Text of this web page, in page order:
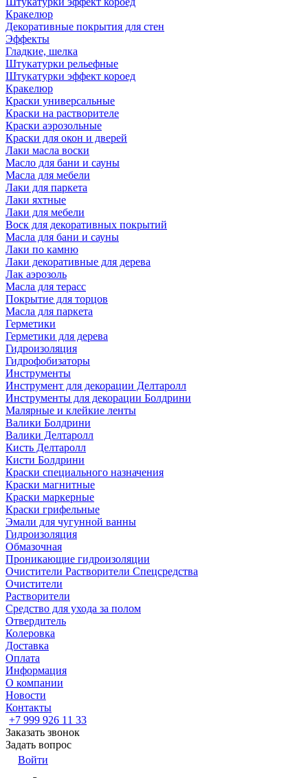
Кракелюр
Декоративные покрытия для стен
Эффекты
Гладкие, шелка
Штукатурки рельефные
Штукатурки эффект короед
Кракелюр
Краски универсальные
Краски на растворителе
Краски аэрозольные
Краски для окон и дверей
Лаки масла воски
Масло для бани и сауны
Масла для мебели
Лаки для паркета
Лаки яхтные
Лаки для мебели
Воск для декоративных покрытий
Масла для бани и сауны
Лаки по камню
Лаки декоративные для дерева
Лак аэрозоль
Масла для терасс
Покрытие для торцов
Масла для паркета
Герметики
Герметики для дерева
Гидроизоляция
Гидрофобизаторы
Инструменты
Инструмент для декорации Делтаролл
Инструменты для декорации Болдрини
Малярные и клейкие ленты
Валики Болдрини
Валики Делтаролл
Кисть Делтаролл
Кисти Болдрини
Краски специального назначения
Краски магнитные
Краски маркерные
Краски грифельные
Эмали для чугунной ванны
Гидроизоляция
Обмазочная
Проникающие гидроизоляции
Очистители Растворители Спецсредства
Очистители
Растворители
Средство для ухода за полом
Отвердитель
Колеровка
Доставка
Оплата
Информация
О компании
Новости
Контакты
+7 999 926 11 33
Заказать звонок
Задать вопрос
Войти